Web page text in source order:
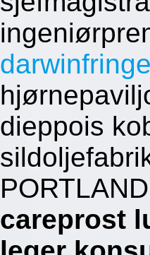
dieppois
careprost